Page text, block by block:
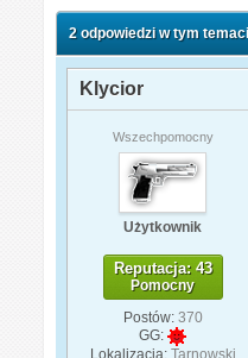
2 odpowiedzi w tym
Klycior
Wszechpomocny
Użytkownik
Reputacja: 43
Pomocny
Postów: 370
GG:
Lokalizacja: Tarnowski